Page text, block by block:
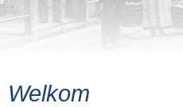
Welkom